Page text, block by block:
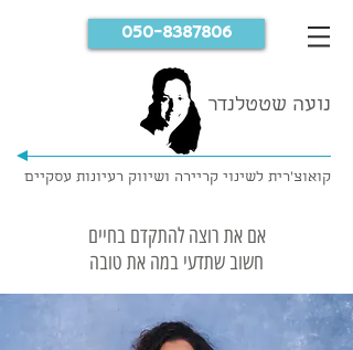
נועה שטטלנדר
קואוצ'רית לשינוי קריירה ושיווק רעיונות עסקיים
050-8387806
אם את רוצה להתקדם בחיים
חשוב שתדעי במה את טובה